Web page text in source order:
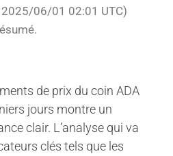
06/01 02:01 UTC)
de prix du coin ADA
jours montre un
clair. L’analyse qui va
clés tels que les